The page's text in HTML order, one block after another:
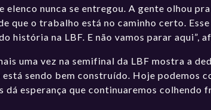
elenco nunca se entregou. A gente olhou
que o trabalho está no caminho certo.
história na LBF. E não vamos parar aqui”,
uma vez na semifinal da LBF mostra a
sendo bem construído. Hoje podemos
esperança que continuaremos colhendo